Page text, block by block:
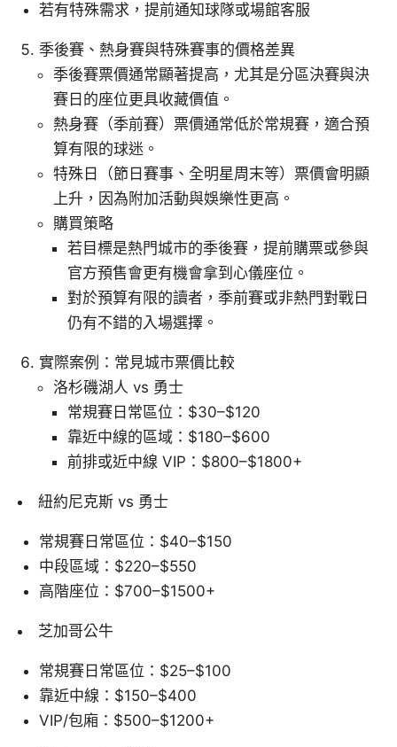
若有特殊需求，提前通知球隊或場館客服
季後賽、熱身賽與特殊賽事的價格差異
季後賽票價通常顯著提高，尤其是分區決賽與決
賽日的座位更具收藏價值。
熱身賽（季前賽）票價通常低於常規賽，適合預
算有限的球迷。
特殊日（節日賽事、全明星周末等）票價會明顯
上升，因為附加活動與娛樂性更高。
購買策略
若目標是熱門城市的季後賽，提前購票或參與
官方預售會更有機會拿到心儀座位。
對於預算有限的讀者，季前賽或非熱門對戰日
仍有不錯的入場選擇。
實際案例：常見城市票價比較
洛杉磯湖人 vs 勇士
常規賽日常區位：$30–$120
靠近中線的區域：$180–$600
前排或近中線 VIP：$800–$1800+
紐約尼克斯 vs 勇士
常規賽日常區位：$40–$150
中段區域：$220–$550
高階座位：$700–$1500+
芝加哥公牛
常規賽日常區位：$25–$100
靠近中線：$150–$400
VIP/包廂：$500–$1200+